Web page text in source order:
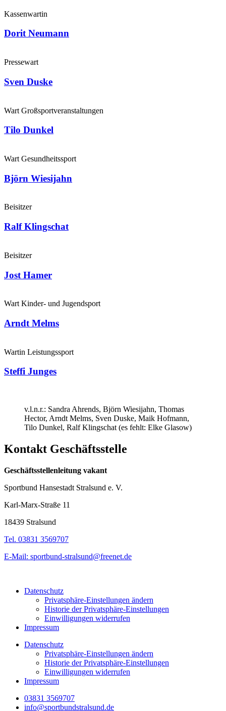
Kassenwartin
Dorit Neumann
Pressewart
Sven Duske
Wart Großsportveranstaltungen
Tilo Dunkel
Wart Gesundheitssport
Björn Wiesijahn
Beisitzer
Ralf Klingschat
Beisitzer
Jost Hamer
Wart Kinder- und Jugendsport
Arndt Melms
Wartin Leistungssport
Steffi Junges
v.l.n.r.: Sandra Ahrends, Björn Wiesijahn, Thomas
Hector, Arndt Melms, Sven Duske, Maik Hofmann,
Tilo Dunkel, Ralf Klingschat (es fehlt: Elke Glasow)
Kontakt Geschäftsstelle
Geschäftsstellenleitung vakant
Sportbund Hansestadt Stralsund e. V.
Karl-Marx-Straße 11
18439 Stralsund
Tel. 03831 3569707
E-Mail: sportbund-stralsund@freenet.de
Datenschutz
Privatsphäre-Einstellungen ändern
Historie der Privatsphäre-Einstellungen
Einwilligungen widerrufen
Impressum
Datenschutz
Privatsphäre-Einstellungen ändern
Historie der Privatsphäre-Einstellungen
Einwilligungen widerrufen
Impressum
03831 3569707
info@sportbundstralsund.de